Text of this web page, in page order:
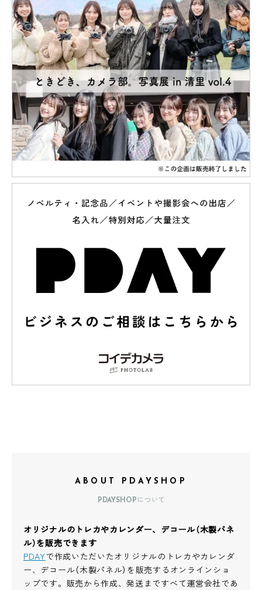
ABOUT PDAYSHOP
PDAYSHOPについて
オリジナルのトレカやカレンダー、デコール（木製パネ
ル）を販売できます
PDAY で作成いただいたオリジナルのトレカやカレンダ
ー、デコール（木製パネル）を販売するオンラインショ
ップです。販売から作成、発送まですべて運営会社であ